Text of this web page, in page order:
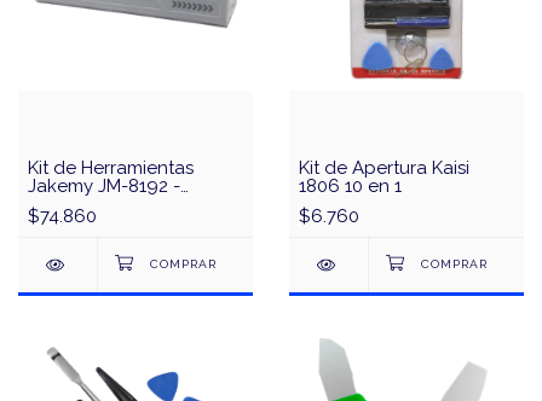
Kit de Herramientas
Jakemy JM-8192 -
Profesional - Estuche
Magnetico 180 en 1
$74.860
Kit de Apertura Kaisi
1806 10 en 1
$6.760